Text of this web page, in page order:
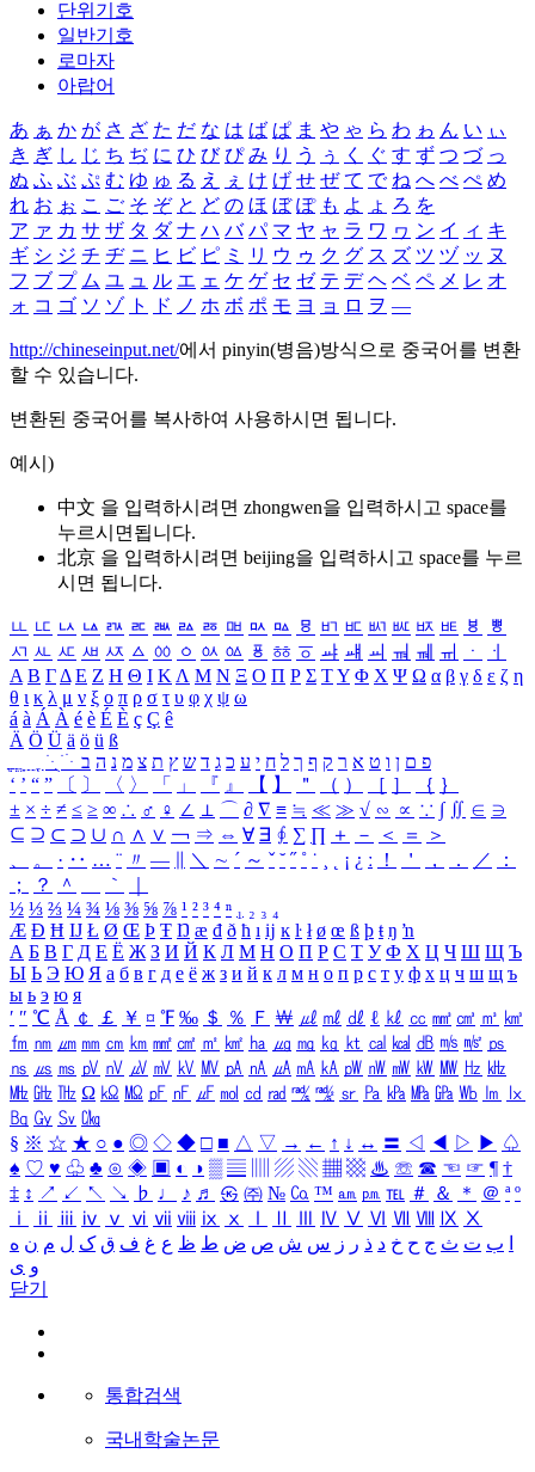
단위기호
일반기호
로마자
아랍어
あ ぁ か が さ ざ た だ な は ば ぱ ま や ゃ ら わ ゎ ん い ぃ
き ぎ し じ ち ぢ に ひ び ぴ み り う ぅ く ぐ す ず つ づ っ
ぬ ふ ぶ ぷ む ゆ ゅ る え ぇ け げ せ ぜ て で ね へ べ ぺ め
れ お ぉ こ ご そ ぞ と ど の ほ ぼ ぽ も よ ょ ろ を
ア ァ カ サ ザ タ ダ ナ ハ バ パ マ ヤ ャ ラ ワ ヮ ン イ ィ キ
ギ シ ジ チ ヂ ニ ヒ ビ ピ ミ リ ウ ゥ ク グ ス ズ ツ ヅ ッ ヌ
フ ブ プ ム ユ ュ ル エ ェ ケ ゲ セ ゼ テ デ ヘ ベ ペ メ レ オ
ォ コ ゴ ソ ゾ ト ド ノ ホ ボ ポ モ ヨ ョ ロ ヲ ―
http://chineseinput.net/에서 pinyin(병음)방식으로 중국어를 변환
할 수 있습니다.
변환된 중국어를 복사하여 사용하시면 됩니다.
예시)
中文 을 입력하시려면 zhongwen을 입력하시고 space를
누르시면됩니다.
北京 을 입력하시려면 beijing을 입력하시고 space를 누르
시면 됩니다.
ㅥ ㅦ ㅧ ㅨ ㅩ ㅪ ㅫ ㅬ ㅭ ㅮ ㅯ ㅰ ㅱ ㅲ ㅳ ㅴ ㅵ ㅶ ㅷ ㅸ
ㅹ
ㅺ ㅻ ㅼ ㅽ ㅾ ㅿ ㆀ ㆁ ㆂ ㆃ ㆄ ㆅ ㆆ ㆇ ㆈ ㆉ ㆊ ㆋ ㆌ ㆍ
ㆎ
Α Β ΓΔ Ε Ζ Η Θ Ι ΚΛ Μ Ν Ξ Ο Π Ρ Σ ΤΥ Φ Χ Ψ Ω α β γ δ ε ζ η
θ ι κ λ μ ν ξ ο π ρ σ τ υ φ χ ψ ω
á à Á À é è É È ç Ç ê
Ä Ö Ü ä ö ü ß
ִֶֹ ֻּ ׁׂ פ ם ן ו ט א ר ק ף ך ל ח י ע כ ג ד ש ץ ת צ מ נ ה ב
‘ ’ “ ” 〔 〕 〈 〉 「 」 『 』 【 】 ＂ （ ） ［ ］ ｛ ｝
± × ÷ ≠ ≤ ≥ ∞ ∴ ♂ ♀ ∠ ⊥ ⌒ ∂ ∇ ≡ ≒ ≪ ≫ √ ∽ ∝ ∵ ∫ ∬ ∈ ∋
⊆ ⊇ ⊂ ⊃ ∪ ∩ ∧ ∨ ￢ ⇒ ⇔ ∀ ∃ ∮ ∑ ∏ ＋ － ＜ ＝
＞
、
。 · ‥ … ¨ 〃 ― ＼ ∼ ´ ～ ˇ ˘ ˝ ˚ ˙ ¸ ¡ ¿ ː ！ ＇ ， ． ／
：
；
？ ＾ ｀
½ ⅓ ⅔ ¼ ¾ ⅛ ⅜ ⅝ ⅞ ¹ ² ³ ⁴ ⁿ ₁ ₂ ₃ ₄
Æ Ð Ħ Ĳ Ł Ø Œ Þ Ŧ Ŋ æ đ ð ħ ı ĳ ĸ ŀ ł ø œ ß þ ŧ ŋ ŉ
А Б В Г Д Е Ё Ж З И Й К Л М Н О П Р С Т У Ф Х Ц Ч Ш Щ Ъ
Ы Ь Э Ю Я а б в г д е ё ж з и й к л м н о п р с т у ф х ц ч ш щ ъ
ы ь э ю я
′ ″ ℃ Å ￠ ￡ ￥ ¤ ℉ ‰ ＄ ％ Ｆ ￦ ㎕ ㎖ ㎗ ℓ ㎘ ㏄ ㎣ ㎤ ㎥ ㎦
㎙ ㎚ ㎛ ㎜ ㎝ ㎞ ㎟ ㎠ ㎡ ㎢ ㏊ ㎍ ㎎ ㎏ ㏏ ㎈ ㎉ ㏈ ㎧ ㎨ ㎰
㎱ ㎲ ㎳ ㎴ ㎵ ㎶ ㎷ ㎸ ㎹ ㎀ ㎁ ㎂ ㎃ ㎄ ㎺ ㎻ ㎽ ㎾ ㎿ ㎐ ㎑
㎒ ㎓ ㎔ Ω ㏀ ㏁ ㎊ ㎋ ㎌ ㏖ ㏅ ㎭ ㎮ ㎯ ㏛ ㎩ ㎪ ㎫ ㎬ ㏝ ㏐
㏓
㏃ ㏉ ㏜ ㏆
§ ※ ☆ ★ ○ ● ◎ ◇ ◆ □ ■ △ ▽ → ← ↑ ↓ ↔ 〓 ◁ ◀ ▷ ▶ ♤
♠ ♡ ♥ ♧ ♣ ⊙ ◈ ▣ ◐ ◑ ▒ ▤ ▨ ▧ ▦ ▩ ♨ ☏ ☎ ☜ ☞ ¶ †
‡ ↕ ↗ ↙ ↖ ↘ ♭ ♩ ♪ ♬ ㉿ ㈜ № ㏇ ™ ㏂ ㏘ ℡ ＃ ＆ ＊ ＠ ª º
ⅰ
ⅱ ⅲ ⅳ ⅴ ⅵ ⅶ ⅷ ⅸ ⅹ Ⅳ Ⅴ Ⅵ Ⅶ Ⅷ Ⅸ Ⅹ
ب ت ث ج ح خ د ذ ر ز س ش ص ض ط ظ ع غ ف ق ک ل م ن ه
و ی
닫기
통합검색
국내학술논문